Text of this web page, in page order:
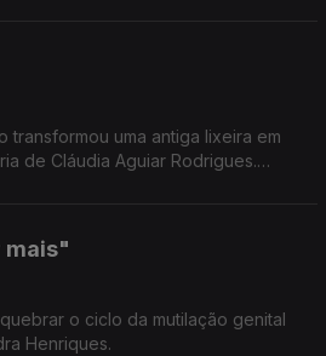
transformou uma antiga lixeira em
de Cláudia Aguiar Rodrigues.
mais"
o ciclo da mutilação genital
Henriques.